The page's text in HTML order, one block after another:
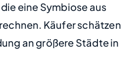
eine Symbiose aus
Käufer schätzen
an größere Städte in